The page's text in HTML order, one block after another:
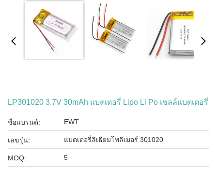
LP301020 3.7V 30mAh แบตเตอรี่ Lipo Li Po เซลล์แบตเตอรี่
ชื่อแบรนด์: EWT
เลขรุ่น: แบตเตอรี่ลิเธียมโพลิเมอร์ 301020
MOQ: 5